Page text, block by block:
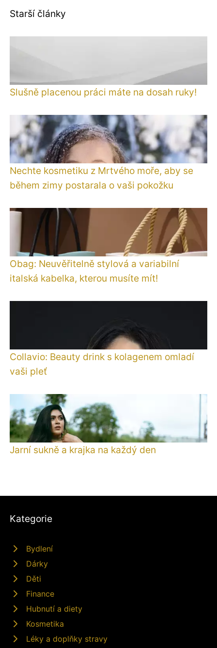
Starší články
Slušně placenou práci máte na dosah ruky!
Nechte kosmetiku z Mrtvého moře, aby se
během zimy postarala o vaši pokožku
Obag: Neuvěřitelně stylová a variabilní
italská kabelka, kterou musíte mít!
Collavio: Beauty drink s kolagenem omladí
vaši pleť
Jarní sukně a krajka na každý den
Kategorie
Bydlení
Dárky
Děti
Finance
Hubnutí a diety
Kosmetika
Léky a doplňky stravy